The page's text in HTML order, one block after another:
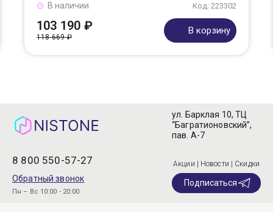
Код: 223302
В наличии
103 190 ₽
118 669 ₽
В корзину
8 800 550-57-27
Обратный звонок
Пн – Вс 10:00 - 20:00
ул. Барклая 10, ТЦ
“Багратионовский”,
пав. А-7
Акции | Новости | Скидки
Подписаться